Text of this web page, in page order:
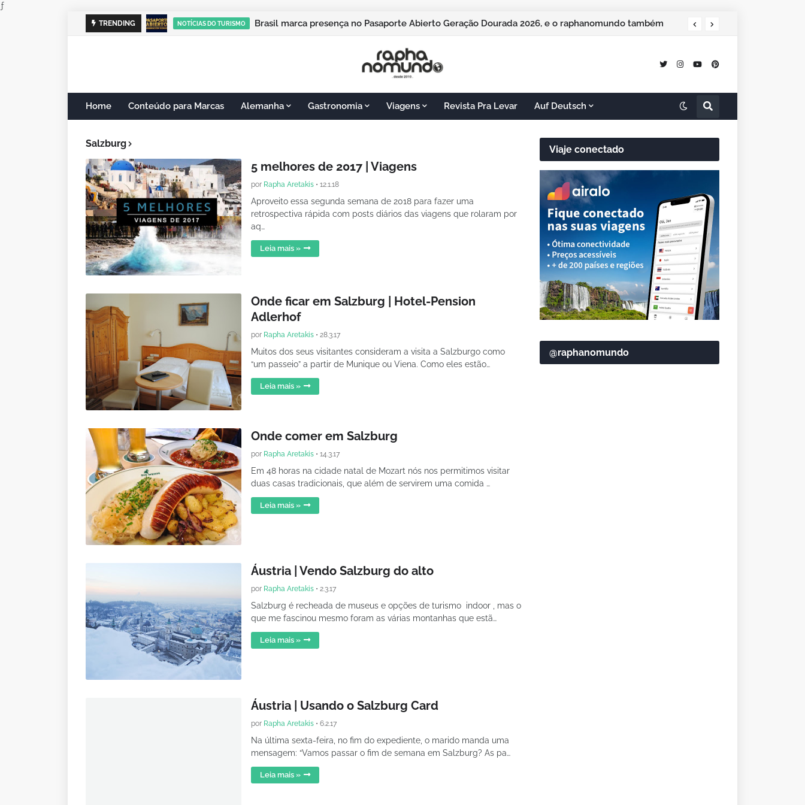
ƒ
TRENDING NOTÍCIAS DO TURISMO Brasil marca presença no Pasaporte Abierto Geração Dourada 2026, e o raphanomundo também
Home Conteúdo para Marcas Alemanha Gastronomia Viagens Revista Pra Levar Auf Deutsch
Salzburg
5 melhores de 2017 | Viagens
por Rapha Aretakis • 12.1.18
Aproveito essa segunda semana de 2018 para fazer uma
retrospectiva rápida com posts diários das viagens que rolaram por
aq…
Leia mais »
Onde ficar em Salzburg | Hotel-Pension
Adlerhof
por Rapha Aretakis • 28.3.17
Muitos dos seus visitantes consideram a visita a Salzburgo como
“um passeio” a partir de Munique ou Viena. Como eles estão…
Leia mais »
Onde comer em Salzburg
por Rapha Aretakis • 14.3.17
Em 48 horas na cidade natal de Mozart nós nos permitimos visitar
duas casas tradicionais, que além de servirem uma comida …
Leia mais »
Áustria | Vendo Salzburg do alto
por Rapha Aretakis • 2.3.17
Salzburg é recheada de museus e opções de turismo indoor , mas o
que me fascinou mesmo foram as várias montanhas que estã…
Leia mais »
Áustria | Usando o Salzburg Card
por Rapha Aretakis • 6.2.17
Na última sexta-feira, no fim do expediente, o marido manda uma
mensagem: “Vamos passar o fim de semana em Salzburg? As pa…
Leia mais »
Viaje conectado
@raphanomundo